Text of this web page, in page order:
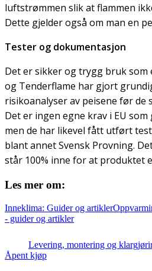
luftstrømmen slik at flammen
Dette gjelder også om man en
Tester og dokumentasjon
Det er sikker og trygg bruk som
og Tenderflame har gjort
risikoanalyser av peisene før de
Det er ingen egne krav i EU
men de har likevel fått utført
blant annet Svensk Provning.
står 100% inne for at produktet
Les mer om:
Inneklima: Guider og artikler
- guider og artikler
Levering, montering og
Åpent kjøp